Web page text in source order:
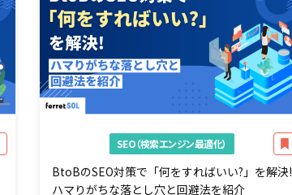
SEO（検索エンジン最適化）
BtoBのSEO対策で「何をすればいい?」を解決!
ハマりがちな落とし穴と回避法を紹介